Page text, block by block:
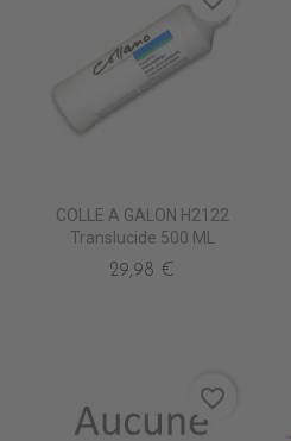
COLLE A GALON H2122
Translucide 500 ML
29,98 €
favorite_border